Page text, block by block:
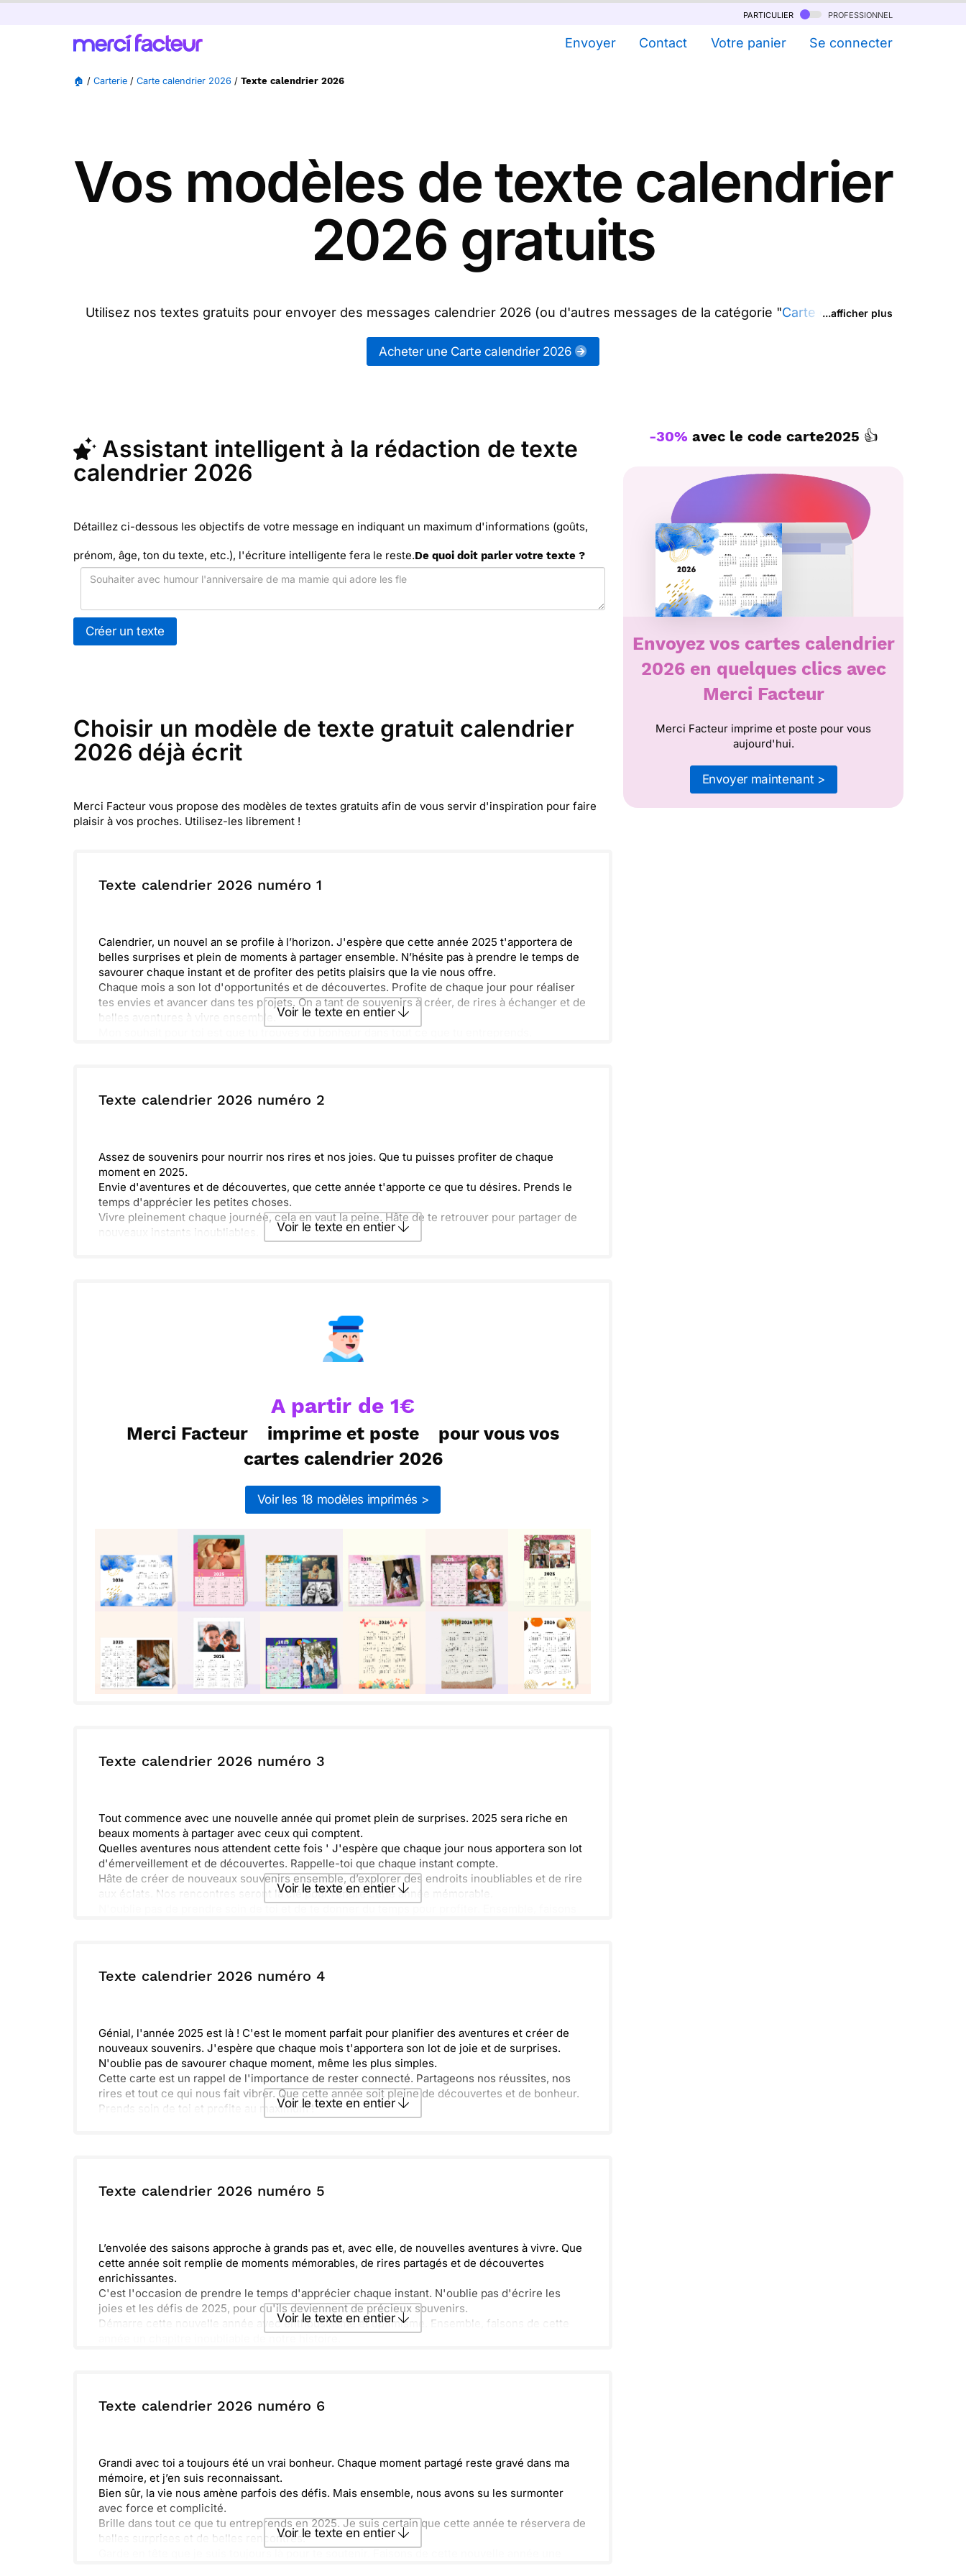
particulier professionnel
Envoyer Contact Votre panier Se connecter
🏠 / Carterie / Carte calendrier 2026 / Texte calendrier 2026
Vos modèles de texte calendrier
2026 gratuits
Utilisez nos textes gratuits pour envoyer des messages calendrier 2026 (ou d'autres messages de la catégorie "Carte calendrier
En quelques clics, récupérez le texte calendrier 2026 qui vous convient, ou envoyez ce texte personnalisé par La Poste avec Merci
Facteur (c'est rapide et pas cher). Merci Facteur vous propose 18 modèles imprimés de calendrier 2026 à envoyer avec le texte de
...afficher plus
Acheter une Carte calendrier 2026
Assistant intelligent à la rédaction de texte
calendrier 2026
Détaillez ci-dessous les objectifs de votre message en indiquant un maximum d'informations (goûts,
prénom, âge, ton du texte, etc.), l'écriture intelligente fera le reste.De quoi doit parler votre texte ?
Créer un texte
Choisir un modèle de texte gratuit calendrier
2026 déjà écrit
Merci Facteur vous propose des modèles de textes gratuits afin de vous servir d'inspiration pour faire
plaisir à vos proches. Utilisez-les librement !
Texte calendrier 2026 numéro 1
Calendrier, un nouvel an se profile à l’horizon. J'espère que cette année 2025 t'apportera de
belles surprises et plein de moments à partager ensemble. N’hésite pas à prendre le temps de
savourer chaque instant et de profiter des petits plaisirs que la vie nous offre.
Chaque mois a son lot d'opportunités et de découvertes. Profite de chaque jour pour réaliser
tes envies et avancer dans tes projets. On a tant de souvenirs à créer, de rires à échanger et de
belles aventures à vivre ensemble. Voir le texte en entier
ou : Copier Recevoir par mail
Texte calendrier 2026 numéro 2
Assez de souvenirs pour nourrir nos rires et nos joies. Que tu puisses profiter de chaque
moment en 2025.
Envie d'aventures et de découvertes, que cette année t'apporte ce que tu désires. Prends le
temps d'apprécier les petites choses.
Vivre pleinement chaque journée, cela en vaut la peine. Hâte de te retrouver pour partager de
nouveaux instants inoubliables.
Voir le texte en entier
A partir de 1€
Merci Facteur imprime et poste
pour vous vos
cartes calendrier 2026
Voir les 18 modèles imprimés >
Texte calendrier 2026 numéro 3
Tout commence avec une nouvelle année qui promet plein de surprises. 2025 sera riche en
beaux moments à partager avec ceux qui comptent.
Quelles aventures nous attendent cette fois ' J'espère que chaque jour nous apportera son lot
d'émerveillement et de découvertes. Rappelle-toi que chaque instant compte.
Hâte de créer de nouveaux souvenirs ensemble, d’explorer des endroits inoubliables et de rire
aux éclats. Nos rencontres seront la clé pour rendre cette année mémorable.
Voir le texte en entier
ou : Copier Recevoir par mail
Texte calendrier 2026 numéro 4
Génial, l'année 2025 est là ! C'est le moment parfait pour planifier des aventures et créer de
nouveaux souvenirs. J'espère que chaque mois t'apportera son lot de joie et de surprises.
N'oublie pas de savourer chaque moment, même les plus simples.
Cette carte est un rappel de l'importance de rester connecté. Partageons nos réussites, nos
rires et tout ce qui nous fait vibrer. Que cette année soit pleine de découvertes et de bonheur.
Prends soin de toi et profite au maximum !Voir le texte en entier
ou : Copier Recevoir par mail
Texte calendrier 2026 numéro 5
L’envolée des saisons approche à grands pas et, avec elle, de nouvelles aventures à vivre. Que
cette année soit remplie de moments mémorables, de rires partagés et de découvertes
enrichissantes.
C'est l'occasion de prendre le temps d'apprécier chaque instant. N'oublie pas d'écrire les
joies et les défis de 2025, pour qu'ils deviennent de précieux souvenirs.
Démarre cette nouvelle année avec enthousiasme et optimisme. Ensemble, faisons de cette
Voir le texte en entier
ou : Copier Recevoir par mail
Texte calendrier 2026 numéro 6
Grandi avec toi a toujours été un vrai bonheur. Chaque moment partagé reste gravé dans ma
mémoire, et j’en suis reconnaissant.
Bien sûr, la vie nous amène parfois des défis. Mais ensemble, nous avons su les surmonter
avec force et complicité.
Brille dans tout ce que tu entreprends en 2025. Je suis certain que cette année te réservera de
belles surprises et de belles rencontres.Voir le texte en entier
-30% avec le code carte2025 👍
Envoyez vos cartes calendrier
2026 en quelques clics avec
Merci Facteur
Merci Facteur imprime et poste pour vous
aujourd'hui.
Envoyer maintenant >